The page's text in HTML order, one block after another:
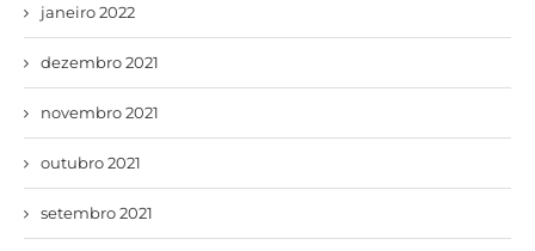
janeiro 2022
dezembro 2021
novembro 2021
outubro 2021
setembro 2021